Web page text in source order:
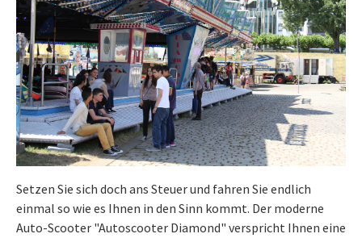
Setzen Sie sich doch ans Steuer und fahren Sie endlich
einmal so wie es Ihnen in den Sinn kommt. Der moderne
Auto-Scooter "Autoscooter Diamond" verspricht Ihnen eine